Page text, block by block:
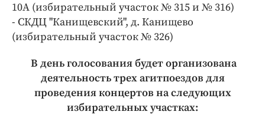
10А (избирательный участок № 315 и № 316)
- СКДЦ "Канищевский", д. Канищево
(избирательный участок № 326)
В день голосования будет организована
деятельность трех агитпоездов для
проведения концертов на следующих
избирательных участках: